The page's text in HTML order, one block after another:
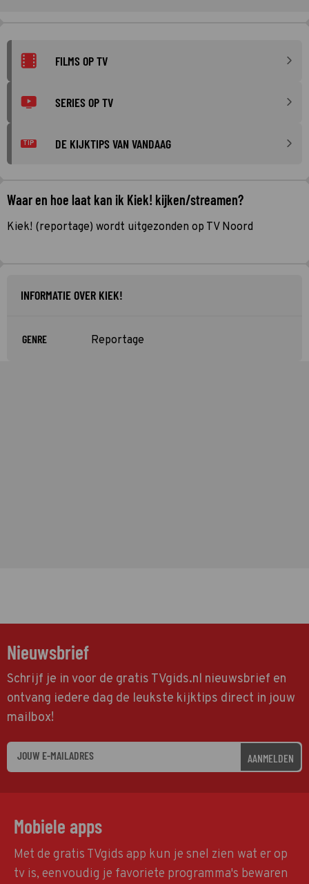
FILMS OP TV
SERIES OP TV
TIP DE KIJKTIPS VAN VANDAAG
Waar en hoe laat kan ik Kiek! kijken/streamen?
Kiek! (reportage) wordt uitgezonden op TV Noord
INFORMATIE OVER KIEK!
GENRE Reportage
Nieuwsbrief
Schrijf je in voor de gratis TVgids.nl nieuwsbrief en
ontvang iedere dag de leukste kijktips direct in jouw
mailbox!
AANMELDEN
Mobiele apps
Met de gratis TVgids app kun je snel zien wat er op
tv is, eenvoudig je favoriete programma's bewaren